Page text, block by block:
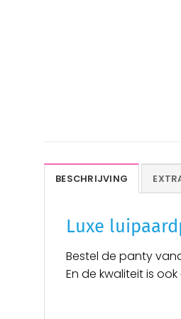
BESCHRIJVING
Luxe
Bestel de panty
En de kwaliteit is